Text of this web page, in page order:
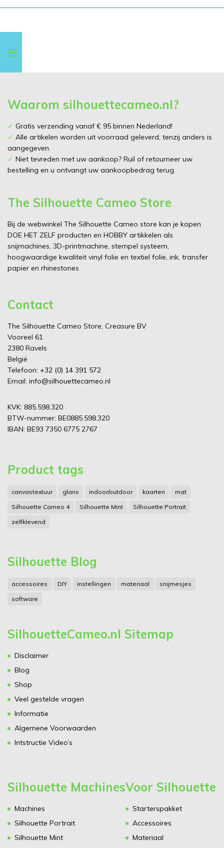
Waarom silhouettecameo.nl?
✓ Gratis verzending vanaf € 95 binnen Nederland!
✓ Alle artikelen worden uit voorraad geleverd, tenzij anders is
aangegeven.
✓ Niet tevreden met uw aankoop? Ruil of retourneer uw
bestelling en u ontvangt uw aankoopbedrag terug.
The Silhouette Cameo Store
Bij de webwinkel The Silhouette Cameo store kan je kopen
DOE HET ZELF producten en HOBBY artikkelen als
snijmachines, 3D-printmachine, stempel systeem,
hoogwaardige kwaliteit vinyl folie en textiel folie, ink, transfer
papier en rhinestones
Contact
The Silhouette Cameo Store, Creasure BV
Vooreel 61
2380 Ravels
België
Telefoon: +32 (0) 14 391 572
Email: info@silhouettecameo.nl
KVK: 885.598.320
BTW-nummer: BE0885.598.320
IBAN: BE93 7350 6775 2767
Product tags
canvastextuur glans indoor/outdoor kaarten
mat
Silhouette Cameo 4
Silhouette Mint
Silhouette Portrait
zelfklevend
Silhouette Blog
accessoires DIY instellingen materiaal
snijmesjes
software
SilhouetteCameo.nl Sitemap
Disclaimer
Blog
Shop
Veel gestelde vragen
Informatie
Algemene Voorwaarden
Intstructie Video’s
Silhouette Machines
Machines
Silhouette Portrait
Silhouette Mint
Voor Silhouette
Starterspakket
Accessoires
Materiaal